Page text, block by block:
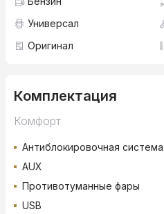
Универсал
Оригинал
Комплектация
Комфорт
Антиблокировочная система
AUX
Противотуманные фары
USB